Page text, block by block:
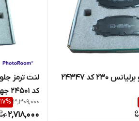
لنت ترمز جلو برلیانس 230 کد 24347
کد 24501 جهان لنت
3,309,000
17%
2,718,000